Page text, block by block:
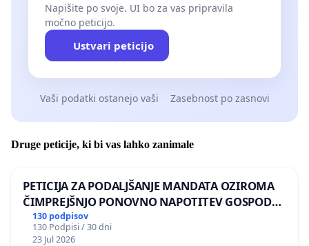
Napišite po svoje. UI bo za vas pripravila
močno peticijo.
Ustvari peticijo
Vaši podatki ostanejo vaši Zasebnost po zasnovi
Druge peticije, ki bi vas lahko zanimale
PETICIJA ZA PODALJŠANJE MANDATA OZIROMA
ČIMPREJŠNJO PONOVNO NAPOTITEV GOSPODA
BERNARDA ŠRAJNERJA NA VELEPOSLANIŠTVO
REPUBLIKE SLOVENIJE V MOSKVI
130 podpisov
130 Podpisi / 30 dni
23 Jul 2026